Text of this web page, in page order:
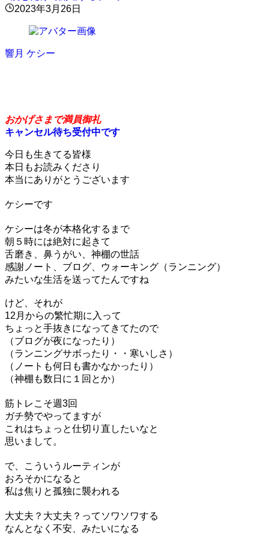
2023年3月26日
響月 ケシー
おかげさまで満員御礼
キャンセル待ち受付中です
今日も生きてる皆様
本日もお読みくださり
本当にありがとうございます
ケシーです
ケシーは冬が本格化するまで
朝５時には絶対に起きて
舌磨き、鼻うがい、神棚の世話
感謝ノート、ブログ、ウォーキング（ランニング）
みたいな生活を送ってたんですね
けど、それが
12月からの繁忙期に入って
ちょっと手抜きになってきてたので
（ブログが夜になったり）
（ランニングサボったり・・寒いしさ）
（ノートも何日も書かなかったり）
（神棚も数日に１回とか）
筋トレこそ週3回
ガチ勢でやってますが
これはちょっと仕切り直したいなと
思いまして。
で、こういうルーティンが
おろそかになると
私は焦りと孤独に襲われる
大丈夫？大丈夫？ってソワソワする
なんとなく不安、みたいになる